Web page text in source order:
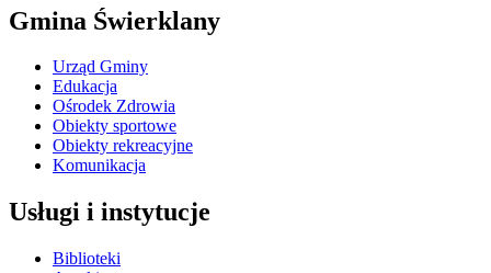
Gmina Świerklany
Urząd Gminy
Edukacja
Ośrodek Zdrowia
Obiekty sportowe
Obiekty rekreacyjne
Komunikacja
Usługi i instytucje
Biblioteki